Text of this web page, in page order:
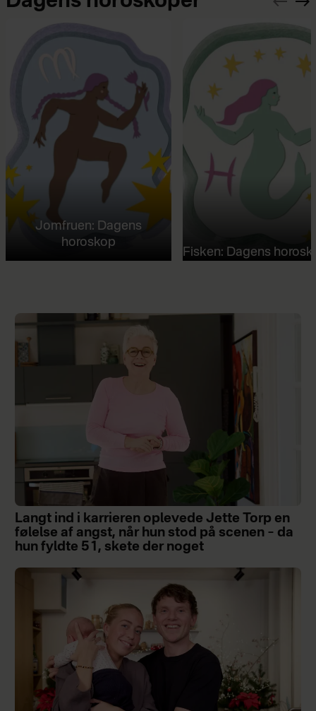
Jomfruen: Dagens
horoskop
Fisken: Dagens
Langt ind i karrieren oplevede Jette Torp en
følelse af angst, når hun stod på scenen – da
hun fyldte 51, skete der noget